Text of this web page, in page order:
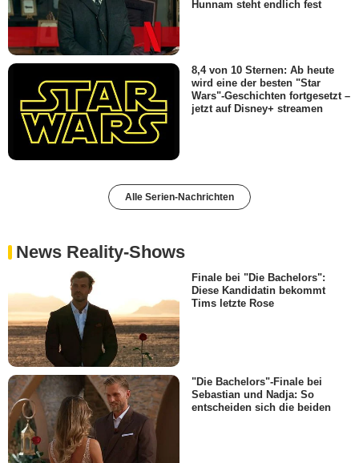
Hunnam steht endlich fest
8,4 von 10 Sternen: Ab heute
wird eine der besten "Star
Wars"-Geschichten fortgesetzt –
jetzt auf Disney+ streamen
Alle Serien-Nachrichten
News Reality-Shows
Finale bei "Die Bachelors":
Diese Kandidatin bekommt
Tims letzte Rose
"Die Bachelors"-Finale bei
Sebastian und Nadja: So
entscheiden sich die beiden